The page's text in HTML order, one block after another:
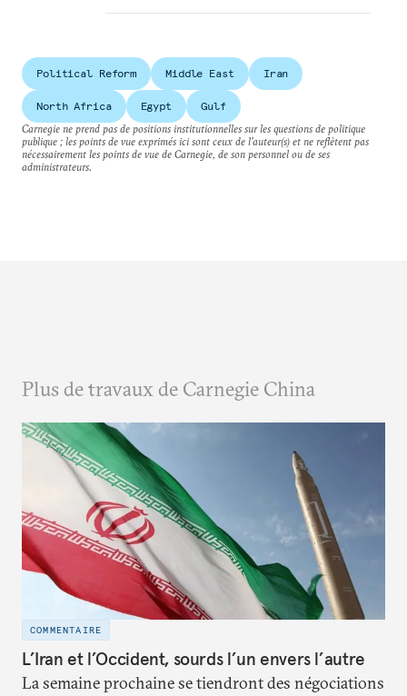
Political Reform Middle East Iran
North Africa Egypt
Gulf
Carnegie ne prend pas de positions institutionnelles sur les questions de politique
publique ; les points de vue exprimés ici sont ceux de l'auteur(s) et ne reflètent pas
nécessairement les points de vue de Carnegie, de son personnel ou de ses
administrateurs.
Plus de travaux de Carnegie China
COMMENTAIRE
L’Iran et l’Occident, sourds l’un envers l’autre
La semaine prochaine se tiendront des négociations